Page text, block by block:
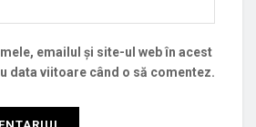
emailul și site-ul web în acest
data viitoare când o să comentez.